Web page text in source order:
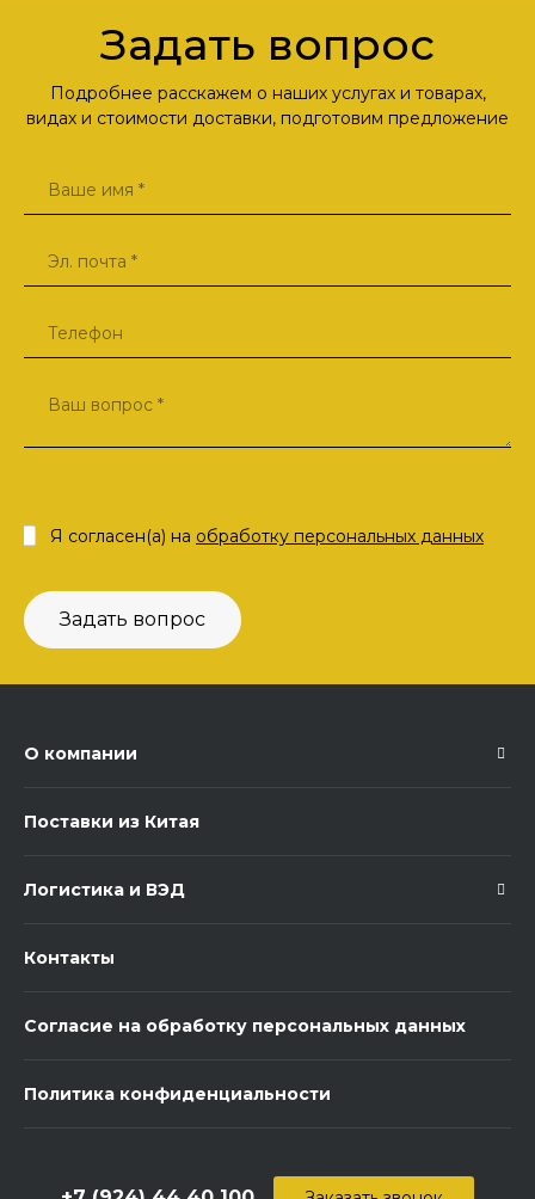
Задать вопрос
Подробнее расскажем о наших услугах и товарах,
видах и стоимости доставки, подготовим предложение
Задать вопрос
Я согласен(а) на обработку персональных данных
О компании
Поставки из Китая
Логистика и ВЭД
Контакты
Согласие на обработку персональных данных
Политика конфиденциальности